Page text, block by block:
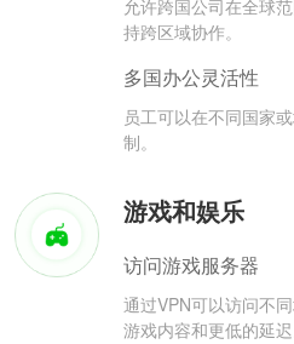
允许跨国公司在全球
持跨区域协作。
多国办公灵活性
员工可以在不同国家
制。
游戏和娱乐
访问游戏服务器
通过VPN可以访问不
游戏内容和更低的延迟